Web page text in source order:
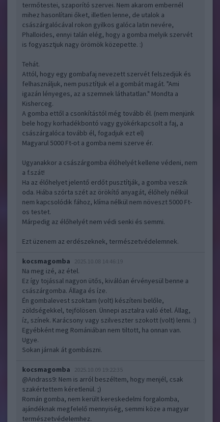
termőtestei, szaporító szervei. Nem akarom embernél
mihez hasonlítani őket, illetlen lenne, de utalok a
császárgalócával rokon gyilkos galóca latin nevére,
Phalloides, ennyi talán elég, hogy a gomba melyik szervét
is fogyasztjuk nagy örömök közepette. :)
Tehát.
Attól, hogy egy gombafaj nevezett szervét felszedjük és
felhasználjuk, nem pusztítjuk el a gombát magát. "Ami
igazán lényeges, az a szemnek láthatatlan." Mondta a
Kisherceg.
A gomba ettől a csonkítástól még tovább él. (nem menjünk
bele hogy korhadékbontó vagy gyökérkapcsolt a faj, a
császárgalóca tovább él, fogadjuk ezt el)
Magyarul 5000 Ft-ot a gomba nemi szerve ér.
Ugyanakkor a császárgomba élőhelyét kellene védeni, nem
a f.szát!
Ha az élőhelyet jelentő erdőt pusztítják, a gomba veszik
oda. Hiába szórta szét az örökítő anyagát, élőhely nélkül
nem kapcsolódik fához, klíma nélkül nem növeszt 5000 Ft-
os testet.
Márpedig az élőhelyét nem védi senki és semmi.
Ezt üzenem az erdészeknek, természetvédelemnek.
kocsmagomba 2025.10.08 14:46:19
Na meg izé, az étel.
Ez így tojással nagyon ütős, kiválóan érvényesül benne a
császárgomba. Állaga és íze.
Én gombalevest szoktam (volt) készíteni belőle,
zöldségekkel, tejfölösen. Ünnepi asztalra való étel. Állag,
íz, színek. Karácsony vagy szilveszter szokott (volt) lenni. :)
Egyébként meg Romániában nem tiltott, ha onnan van.
Ugye.
Sokan járnak át gombászni.
kocsmagomba 2025.10.09 19:22:35
@Andrass9: Nem is arról beszéltem, hogy menjél, csak
szakértettem kéretlenül. ;)
Román gomba, nem került kereskedelmi forgalomba,
ajándéknak megfelelő mennyiség, semmi köze a magyar
természetvédelemhez.